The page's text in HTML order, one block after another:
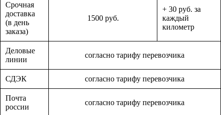
Срочная
доставка
(в день
заказа)
1500 руб.
+ 30 руб. за
каждый
километр
Деловые
линии
согласно тарифу перевозчика
СДЭК согласно тарифу перевозчика
Почта
россии
согласно тарифу перевозчика